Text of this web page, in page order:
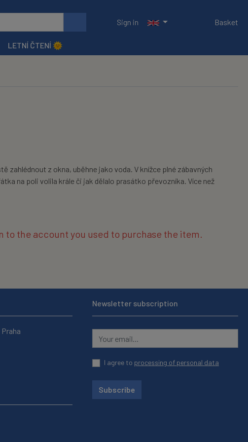
Sign in
Basket
LETNÍ ČTENÍ 🌞
zahlédnout z okna, uběhne jako voda. V knížce plné zábavných
na poli volila krále či jak dělalo prasátko převozníka. Více než
the account you used to purchase the item.
Newsletter subscription
I agree to processing of personal data
Subscribe